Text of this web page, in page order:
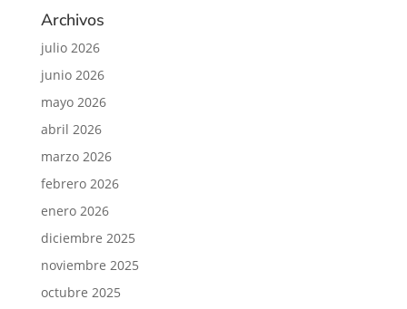
Archivos
julio 2026
junio 2026
mayo 2026
abril 2026
marzo 2026
febrero 2026
enero 2026
diciembre 2025
noviembre 2025
octubre 2025